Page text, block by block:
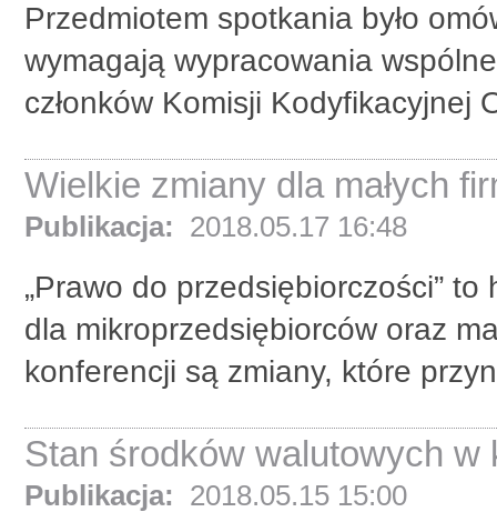
Przedmiotem spotkania było
wymagają wypracowania
członków Komisji Kodyfikacyjnej
Wielkie zmiany dla małych
Publikacja: 2018.05.17 16:48
„Prawo do przedsiębiorczości”
dla mikroprzedsiębiorców oraz
konferencji są zmiany, które
Stan środków walutowych w
Publikacja: 2018.05.15 15:00